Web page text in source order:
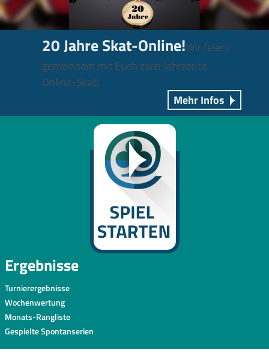
20 Jahre Skat-Online!Wir feiern
gemeinsam mit Euch zwei Jahrzente
Online-Skat!
Mehr Infos
Ergebnisse
Turnierergebnisse
Wochenwertung
Monats-Rangliste
Gespielte Spontanserien